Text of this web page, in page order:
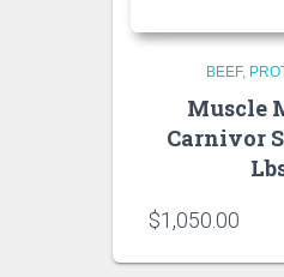
BEEF
Muscle
Carnivor
$1,050.00